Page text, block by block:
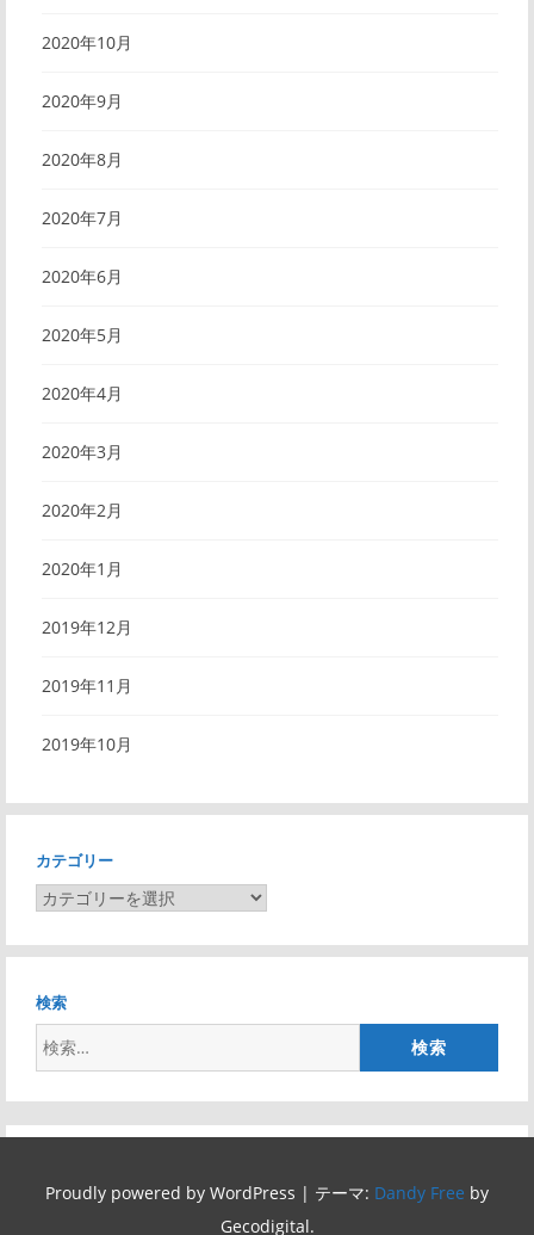
2020年10月
2020年9月
2020年8月
2020年7月
2020年6月
2020年5月
2020年4月
2020年3月
2020年2月
2020年1月
2019年12月
2019年11月
2019年10月
カテゴリー
カ
ゴ
リ
ー
検索
索:
Proudly powered by WordPress | テーマ: Dandy Free by
Gecodigital.